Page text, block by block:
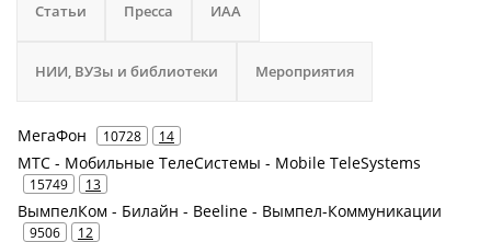
Статьи Пресса ИАА
НИИ, ВУЗы и библиотеки Мероприятия
МегаФон 10728 14
МТС - Мобильные ТелеСистемы - Mobile TeleSystems
15749 13
ВымпелКом - Билайн - Beeline - Вымпел-Коммуникации
9506 12